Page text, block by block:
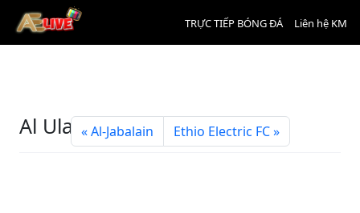
TRỰC TIẾP BÓNG ĐÁ Liên hệ KM
Al Ula FCAl-Jabalain Ethio Electric FC